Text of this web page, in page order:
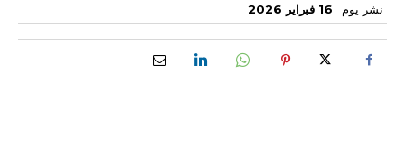
نشر يوم 16 فبراير 2026